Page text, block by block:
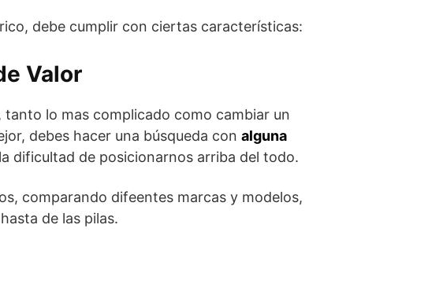
debe cumplir con ciertas características:
Valor
lo mas complicado como cambiar un
debes hacer una búsqueda con alguna
dificultad de posicionarnos arriba del todo.
comparando difeentes marcas y modelos,
de las pilas.